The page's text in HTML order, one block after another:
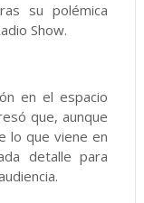
su polémica
Show.
en el espacio
que, aunque
lo que viene en
detalle para